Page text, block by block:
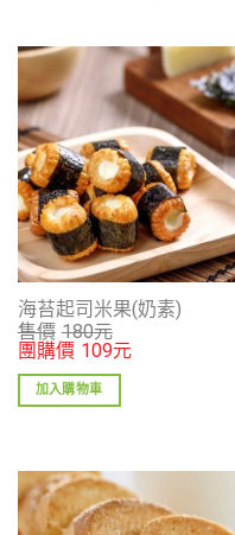
海苔起司米果(奶素)
售價 180元
團購價 109元
加入購物車